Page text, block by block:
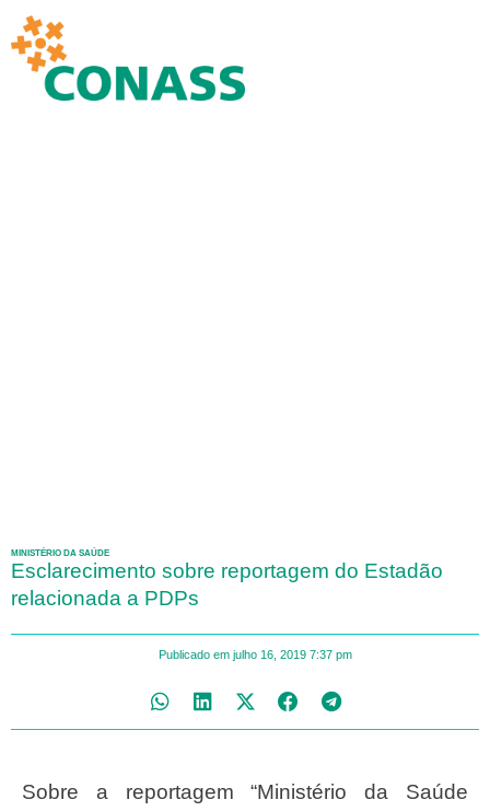
MINISTÉRIO DA SAÚDE
Esclarecimento sobre reportagem do Estadão
relacionada a PDPs
Publicado em julho 16, 2019 7:37 pm
Sobre a reportagem “Ministério da Saúde